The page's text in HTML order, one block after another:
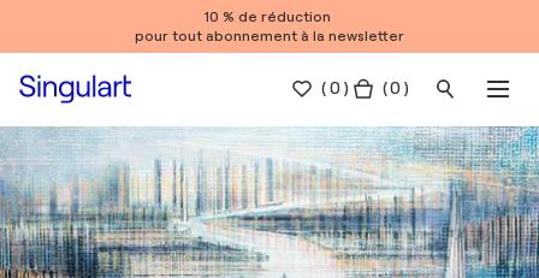
10 % de réduction
pour tout abonnement à la newsletter
(0 ) ( 0 )